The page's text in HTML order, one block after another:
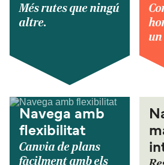
Més rutes que ningú
altre.
un
Navega amb
flexibilitat
Canvia de plans
fàcilment amb els